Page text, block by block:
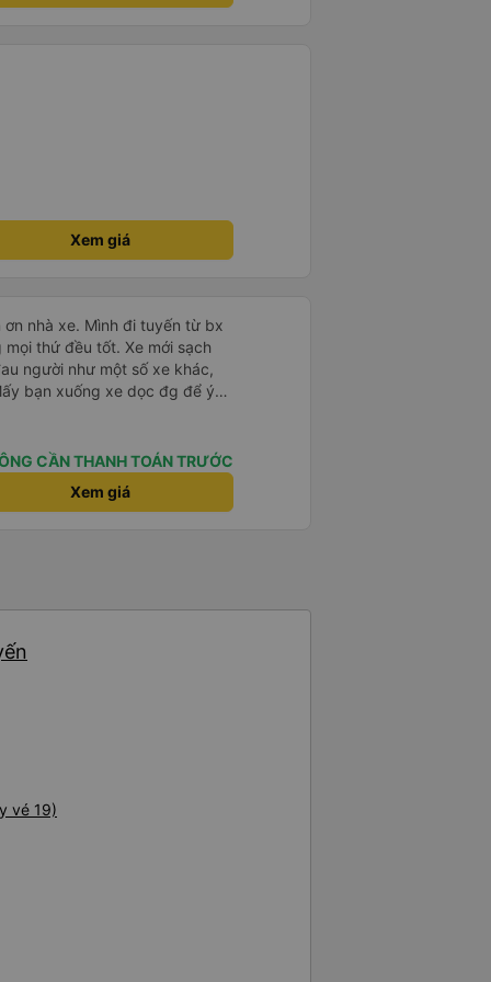
luôn 😭 nhưng bù lại thì
mắc hơn những xe khác,
Xem giá
nhà xe. Mình đi tuyến từ bx
thứ đều tốt. Xe mới sạch
người như một số xe khác,
bạn xuống xe dọc đg để ý
CẦN THANH TOÁN TRƯỚC
Xem giá
vé 19)